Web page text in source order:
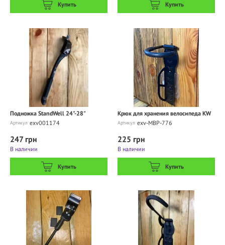
Купить Купить
Подножка StandWell 24"-28"
Артикул exv001174
247 грн
В наличии
Купить
Крюк для хранения велосипеда KW
Артикул exv-MBP-776
225 грн
В наличии
Купить